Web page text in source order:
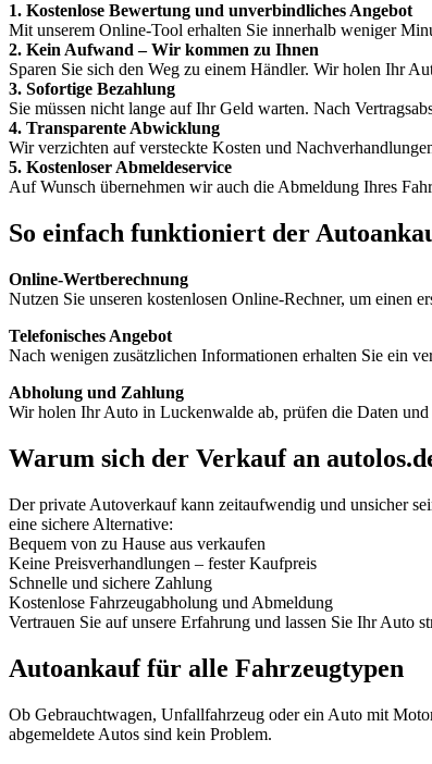
1. Kostenlose Bewertung und unverbindliches Angebot
Mit unserem Online-Tool erhalten Sie innerhalb weniger
2. Kein Aufwand – Wir kommen zu Ihnen
Sparen Sie sich den Weg zu einem Händler. Wir holen Ihr
3. Sofortige Bezahlung
Sie müssen nicht lange auf Ihr Geld warten. Nach
4. Transparente Abwicklung
Wir verzichten auf versteckte Kosten und
5. Kostenloser Abmeldeservice
Auf Wunsch übernehmen wir auch die Abmeldung Ihres
So einfach funktioniert der
Online-Wertberechnung
Nutzen Sie unseren kostenlosen Online-Rechner, um einen
Telefonisches Angebot
Nach wenigen zusätzlichen Informationen erhalten Sie ein
Abholung und Zahlung
Wir holen Ihr Auto in Luckenwalde ab, prüfen die Daten
Warum sich der Verkauf an
Der private Autoverkauf kann zeitaufwendig und unsicher
eine sichere Alternative:
Bequem von zu Hause aus verkaufen
Keine Preisverhandlungen – fester Kaufpreis
Schnelle und sichere Zahlung
Kostenlose Fahrzeugabholung und Abmeldung
Vertrauen Sie auf unsere Erfahrung und lassen Sie Ihr Auto
Autoankauf für alle Fahrzeugtypen
Ob Gebrauchtwagen, Unfallfahrzeug oder ein Auto mit
abgemeldete Autos sind kein Problem.